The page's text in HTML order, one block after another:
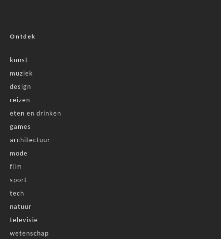
Ontdek
kunst
muziek
design
reizen
eten en drinken
games
architectuur
mode
film
sport
tech
natuur
televisie
wetenschap